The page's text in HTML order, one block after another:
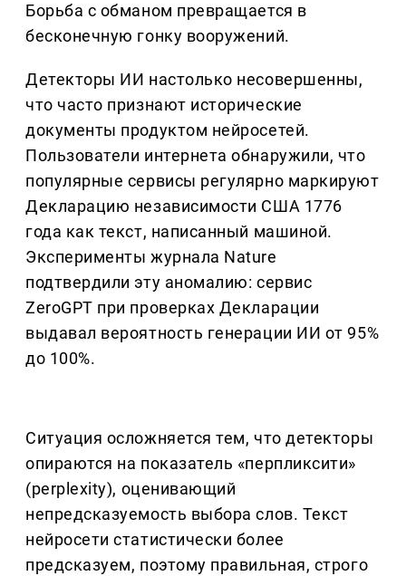
Борьба с обманом превращается в
бесконечную гонку вооружений.
Детекторы ИИ настолько несовершенны,
что часто признают исторические
документы продуктом нейросетей.
Пользователи интернета обнаружили, что
популярные сервисы регулярно маркируют
Декларацию независимости США 1776
года как текст, написанный машиной.
Эксперименты журнала Nature
подтвердили эту аномалию: сервис
ZeroGPT при проверках Декларации
выдавал вероятность генерации ИИ от 95%
до 100%.
Ситуация осложняется тем, что детекторы
опираются на показатель «перпликсити»
(perplexity), оценивающий
непредсказуемость выбора слов. Текст
нейросети статистически более
предсказуем, поэтому правильная, строго